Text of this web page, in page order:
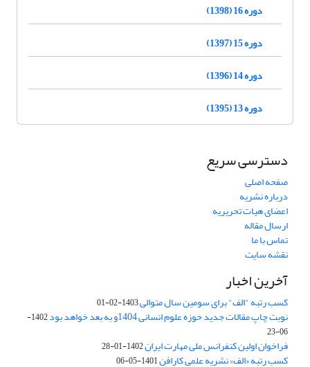
دوره 16 (1398)
دوره 15 (1397)
دوره 14 (1396)
دوره 13 (1395)
دسترسی سریع
صفحه اصلی
درباره نشریه
اعضای هیات تحریریه
ارسال مقاله
تماس با ما
نقشه سایت
آخرین اخبار
کسب رتبه "الف" برای سومین سال متوالی1403-02-01
نوبت چاپ مقالات جدید حوزه علوم انسانی 1404و به بعد خواهد بود
1402-
06-23
فراخوان اولین کنفرانس ملی مهارت ایران1402-01-28
کسب رتبه «الف» نشریه علمی کارافن1401-05-06